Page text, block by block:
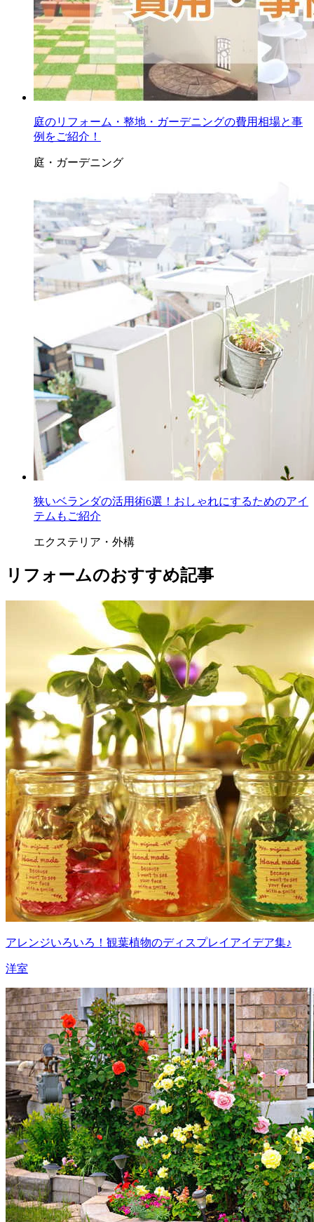
庭のリフォーム・整地・ガーデニングの費用相場と事
例をご紹介！
庭・ガーデニング
狭いベランダの活用術6選！おしゃれにするためのアイ
テムもご紹介
エクステリア・外構
リフォームのおすすめ記事
アレンジいろいろ！観葉植物のディスプレイアイデア集♪
洋室